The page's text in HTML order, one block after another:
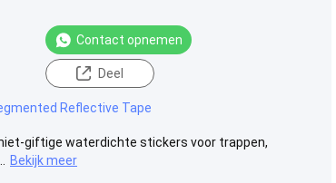
Contact opnemen
Deel
Reflective Tape
giftige waterdichte stickers voor trappen,
Bekijk meer